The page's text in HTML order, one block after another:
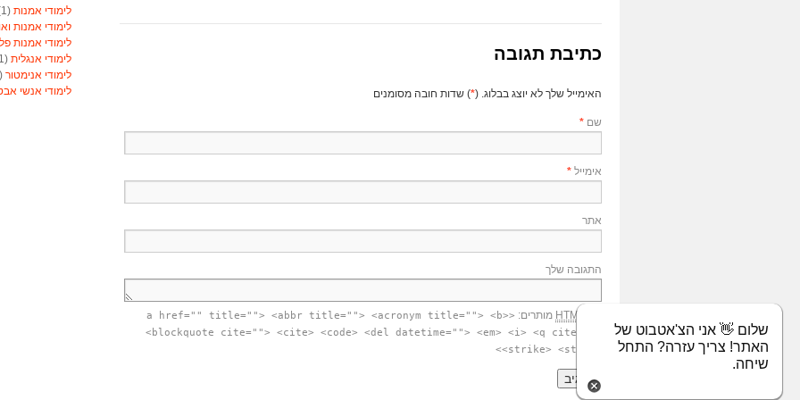
כתיבת תגובה
האימייל שלך לא יוצג בבלוג. (*) שדות חובה מסומנים
שם *
אימייל *
אתר
התגובה שלך
HTML מותרים:
<a href="" title=""> <abbr title=""> <acronym title=""> <b>
<blockquote cite=""> <cite> <code> <del datetime=""> <em> <i> <q cite="">
<strike> <strong>
לימודי אמנות (1)
לימודי אמנות
לימודי אמנות
לימודי אנגלית (1)
לימודי אנימטור (1)
לימודי אנשי
שלום 👋 אני הצ'אטבוט של
האתר! צריך עזרה? התחל
שיחה.